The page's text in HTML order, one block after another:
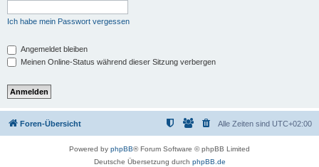
Ich habe mein Passwort vergessen
Angemeldet bleiben
Meinen Online-Status während dieser Sitzung verbergen
Foren-Übersicht Alle Zeiten sind UTC+02:00
Powered by phpBB® Forum Software © phpBB Limited
Deutsche Übersetzung durch phpBB.de